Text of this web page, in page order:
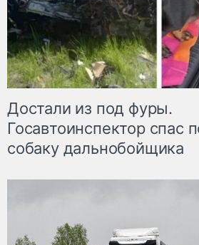
Достали из под фуры.
Госавтоинспектор спас
собаку дальнобойщика